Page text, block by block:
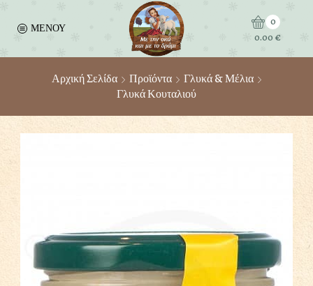
ΜΕΝΟΥ
0
0.00€
Αρχική Σελίδα Προϊόντα
Γλυκά & Μέλια
Γλυκά Κουταλιού